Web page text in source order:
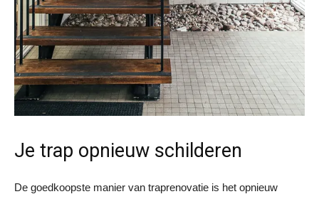
Je trap opnieuw schilderen
De goedkoopste manier van traprenovatie is het opnieuw